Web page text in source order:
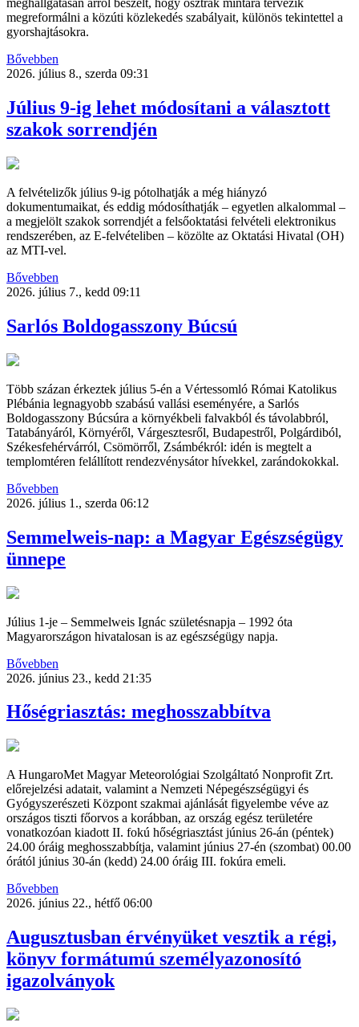
meghallgatásán arról beszélt, hogy osztrák mintára tervezik
megreformálni a közúti közlekedés szabályait, különös tekintettel a
gyorshajtásokra.
Bővebben
2026. július 8., szerda 09:31
Július 9-ig lehet módosítani a választott
szakok sorrendjén
A felvételizők július 9-ig pótolhatják a még hiányzó
dokumentumaikat, és eddig módosíthatják – egyetlen alkalommal –
a megjelölt szakok sorrendjét a felsőoktatási felvételi elektronikus
rendszerében, az E-felvételiben – közölte az Oktatási Hivatal (OH)
az MTI-vel.
Bővebben
2026. július 7., kedd 09:11
Sarlós Boldogasszony Búcsú
Több százan érkeztek július 5-én a Vértessomló Római Katolikus
Plébánia legnagyobb szabású vallási eseményére, a Sarlós
Boldogasszony Búcsúra a környékbeli falvakból és távolabbról,
Tatabányáról, Környéről, Várgesztesről, Budapestről, Polgárdiból,
Székesfehérvárról, Csömörről, Zsámbékról: idén is megtelt a
templomtéren felállított rendezvénysátor hívekkel, zarándokokkal.
Bővebben
2026. július 1., szerda 06:12
Semmelweis-nap: a Magyar Egészségügy
ünnepe
Július 1-je – Semmelweis Ignác születésnapja – 1992 óta
Magyarországon hivatalosan is az egészségügy napja.
Bővebben
2026. június 23., kedd 21:35
Hőségriasztás: meghosszabbítva
A HungaroMet Magyar Meteorológiai Szolgáltató Nonprofit Zrt.
előrejelzési adatait, valamint a Nemzeti Népegészségügyi és
Gyógyszerészeti Központ szakmai ajánlását figyelembe véve az
országos tiszti főorvos a korábban, az ország egész területére
vonatkozóan kiadott II. fokú hőségriasztást június 26-án (péntek)
24.00 óráig meghosszabbítja, valamint június 27-én (szombat) 00.00
órától június 30-án (kedd) 24.00 óráig III. fokúra emeli.
Bővebben
2026. június 22., hétfő 06:00
Augusztusban érvényüket vesztik a régi,
könyv formátumú személyazonosító
igazolványok